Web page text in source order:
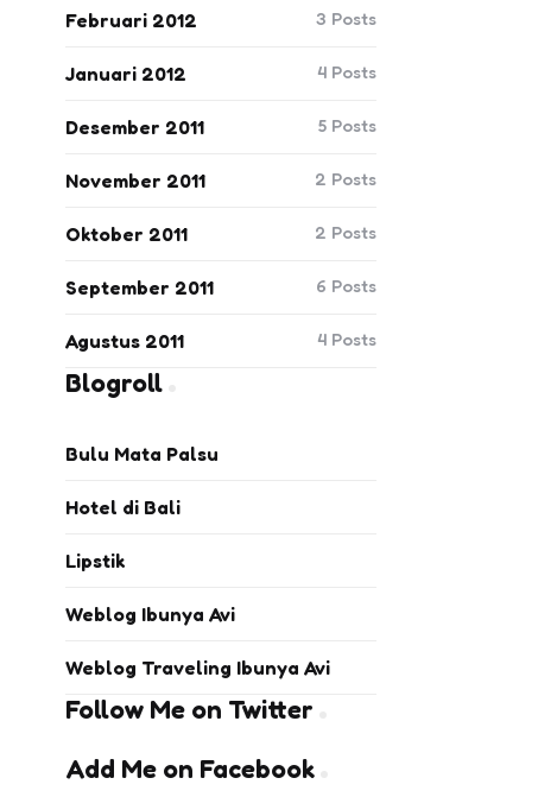
Februari 2012 3 Posts
Januari 2012 4 Posts
Desember 2011 5 Posts
November 2011 2 Posts
Oktober 2011 2 Posts
September 2011 6 Posts
Agustus 2011 4 Posts
Blogroll
Bulu Mata Palsu
Hotel di Bali
Lipstik
Weblog Ibunya Avi
Weblog Traveling Ibunya Avi
Follow Me on Twitter
Add Me on Facebook